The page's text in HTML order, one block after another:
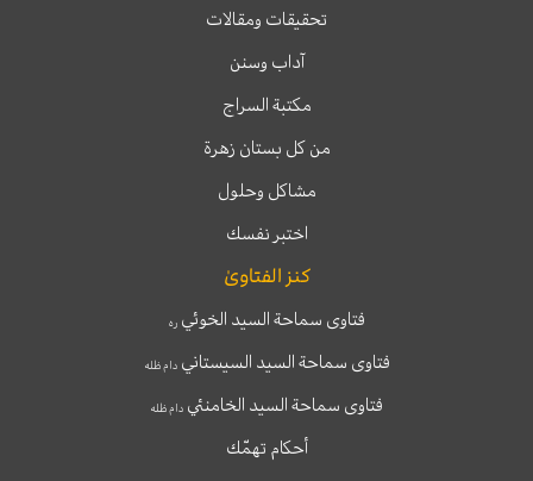
تحقيقات ومقالات
آداب وسنن
مكتبة السراج
من كل بستان زهرة
مشاكل وحلول
اختبر نفسك
كنز الفتاوىٰ
فتاوى سماحة السيد الخوئيره
فتاوى سماحة السيد السيستانيدام ظله
فتاوى سماحة السيد الخامنئي دام ظله
أحكام تهمّك